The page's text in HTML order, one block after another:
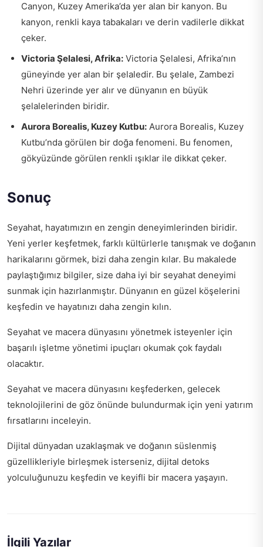
Canyon, Kuzey Amerika’da yer alan bir kanyon. Bu
kanyon, renkli kaya tabakaları ve derin vadilerle dikkat
çeker.
Victoria Şelalesi, Afrika: Victoria Şelalesi, Afrika’nın
güneyinde yer alan bir şelaledir. Bu şelale, Zambezi
Nehri üzerinde yer alır ve dünyanın en büyük
şelalelerinden biridir.
Aurora Borealis, Kuzey Kutbu: Aurora Borealis, Kuzey
Kutbu’nda görülen bir doğa fenomeni. Bu fenomen,
gökyüzünde görülen renkli ışıklar ile dikkat çeker.
Sonuç
Seyahat, hayatımızın en zengin deneyimlerinden biridir.
Yeni yerler keşfetmek, farklı kültürlerle tanışmak ve doğanın
harikalarını görmek, bizi daha zengin kılar. Bu makalede
paylaştığımız bilgiler, size daha iyi bir seyahat deneyimi
sunmak için hazırlanmıştır. Dünyanın en güzel köşelerini
keşfedin ve hayatınızı daha zengin kılın.
Seyahat ve macera dünyasını yönetmek isteyenler için
başarılı işletme yönetimi ipuçları okumak çok faydalı
olacaktır.
Seyahat ve macera dünyasını keşfederken, gelecek
teknolojilerini de göz önünde bulundurmak için yeni yatırım
fırsatlarını inceleyin.
Dijital dünyadan uzaklaşmak ve doğanın süslenmiş
güzellikleriyle birleşmek isterseniz, dijital detoks
yolculuğunuzu keşfedin ve keyifli bir macera yaşayın.
İlgili Yazılar